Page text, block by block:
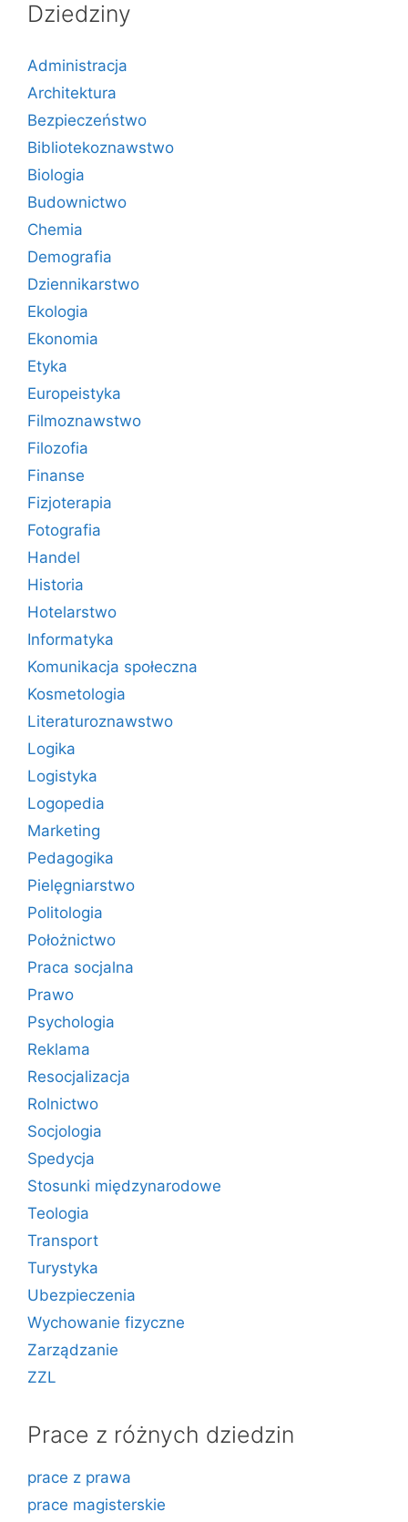
Dziedziny
Administracja
Architektura
Bezpieczeństwo
Bibliotekoznawstwo
Biologia
Budownictwo
Chemia
Demografia
Dziennikarstwo
Ekologia
Ekonomia
Etyka
Europeistyka
Filmoznawstwo
Filozofia
Finanse
Fizjoterapia
Fotografia
Handel
Historia
Hotelarstwo
Informatyka
Komunikacja społeczna
Kosmetologia
Literaturoznawstwo
Logika
Logistyka
Logopedia
Marketing
Pedagogika
Pielęgniarstwo
Politologia
Położnictwo
Praca socjalna
Prawo
Psychologia
Reklama
Resocjalizacja
Rolnictwo
Socjologia
Spedycja
Stosunki międzynarodowe
Teologia
Transport
Turystyka
Ubezpieczenia
Wychowanie fizyczne
Zarządzanie
ZZL
Prace z różnych dziedzin
prace z prawa
prace magisterskie